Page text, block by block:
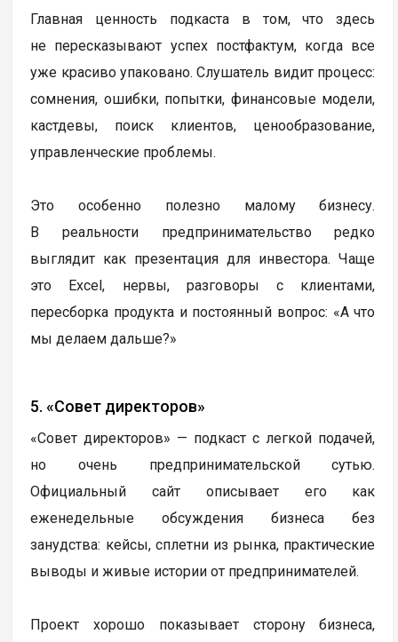
Главная ценность подкаста в том, что здесь
не пересказывают успех постфактум, когда все
уже красиво упаковано. Слушатель видит процесс:
сомнения, ошибки, попытки, финансовые модели,
кастдевы, поиск клиентов, ценообразование,
управленческие проблемы.
Это особенно полезно малому бизнесу.
В реальности предпринимательство редко
выглядит как презентация для инвестора. Чаще
это Excel, нервы, разговоры с клиентами,
пересборка продукта и постоянный вопрос: «А что
мы делаем дальше?»
5. «Совет директоров»
«Совет директоров» — подкаст с легкой подачей,
но очень предпринимательской сутью.
Официальный сайт описывает его как
еженедельные обсуждения бизнеса без
занудства: кейсы, сплетни из рынка, практические
выводы и живые истории от предпринимателей.
Проект хорошо показывает сторону бизнеса,